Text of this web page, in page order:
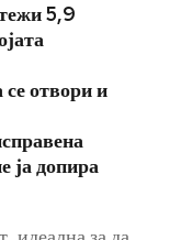
5,9
се отвори и
ја допира